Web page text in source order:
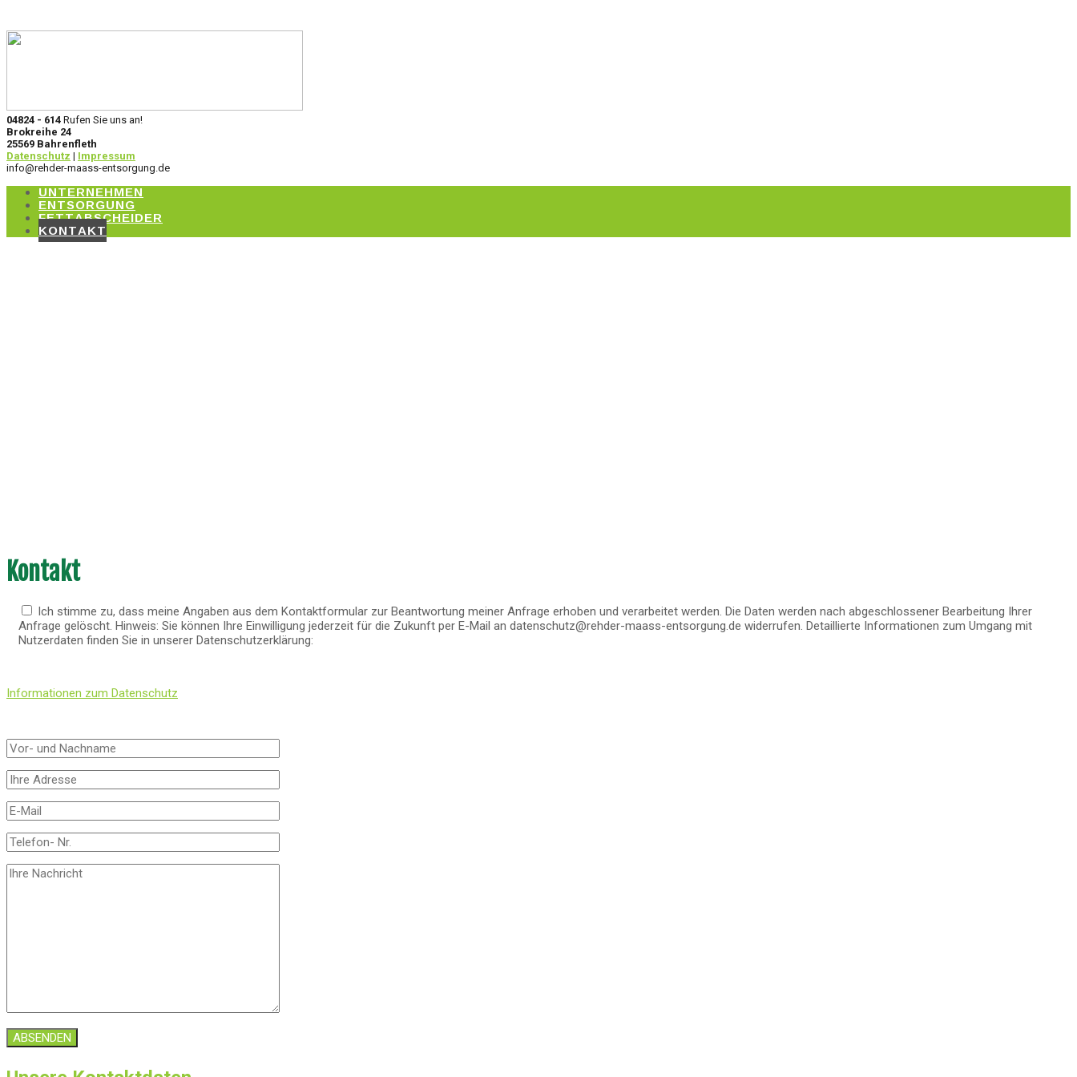
04824 - 614 Rufen Sie uns an!
Brokreihe 24
25569 Bahrenfleth
Datenschutz | Impressum
info@rehder-maass-entsorgung.de
UNTERNEHMEN
ENTSORGUNG
FETTABSCHEIDER
KONTAKT
Kontakt
Ich stimme zu, dass meine Angaben aus dem Kontaktformular zur Beantwortung meiner Anfrage erhoben und verarbeitet werden. Die Daten werden nach abgeschlossener Bearbeitung Ihrer
Anfrage gelöscht. Hinweis: Sie können Ihre Einwilligung jederzeit für die Zukunft per E-Mail an datenschutz@rehder-maass-entsorgung.de widerrufen. Detaillierte Informationen zum Umgang mit
Nutzerdaten finden Sie in unserer Datenschutzerklärung:
Informationen zum Datenschutz